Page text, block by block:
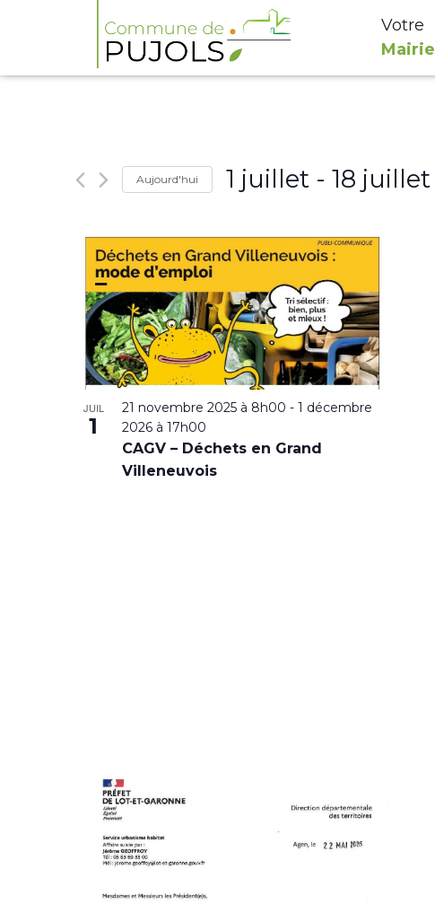
Votre
Mairie
Aujourd'hui 1 juillet - 18 juillet
date.
JUIL
1
21 novembre 2025 à 8h00 - 1 décembre
2026 à 17h00
CAGV – Déchets en Grand
Villeneuvois